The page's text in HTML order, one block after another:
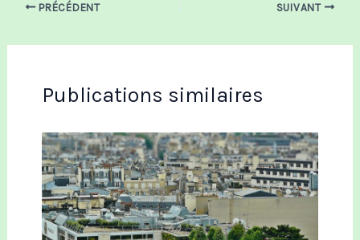
PRÉCÉDENT SUIVANT
Publications similaires